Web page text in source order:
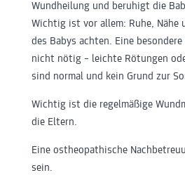
Wundheilung und beruhigt die
Wichtig ist vor allem: Ruhe, Nähe
des Babys achten. Eine
nicht nötig – leichte Rötungen
sind normal und kein Grund zur
Wichtig ist die regelmäßige
die Eltern.
Eine ostheopathische
sein.